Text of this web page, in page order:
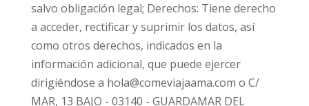
salvo obligación legal; Derechos: Tiene derecho
a acceder, rectificar y suprimir los datos, así
como otros derechos, indicados en la
información adicional, que puede ejercer
dirigiéndose a hola@comeviajaama.com o C/
MAR, 13 BAJO - 03140 - GUARDAMAR DEL